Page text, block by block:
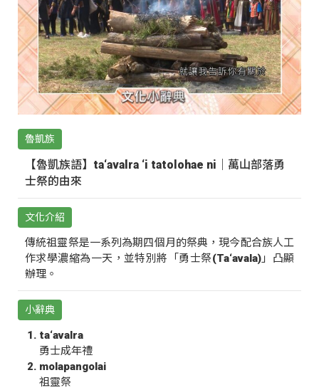
魯凱族
【魯凱族語】ta‘avalra ‘i tatolohae ni｜萬山部落勇
士祭的由來
文化介紹
傳統祖靈祭是一系列為期四個月的祭典，現今配合族人工
作求學濃縮為一天，並特別將「勇士祭(Ta‘avala)」凸顯
辦理。
小辭典
ta‘avalra
勇士成年禮
molapangolai
祖靈祭